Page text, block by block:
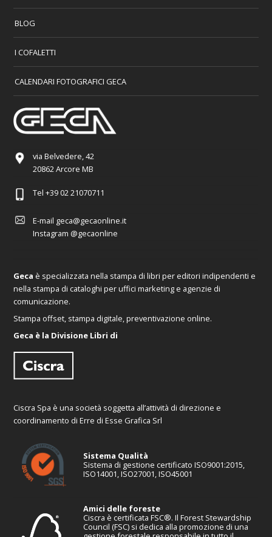
BLOG
I COFALETTI
CALENDARI FOTOGRAFICI GECA
via Belvedere, 42
20862 Arcore MB
Tel +39 02 21070711
E-mail geca@gecaonline.it
Instagram @gecaonline
Geca è specializzata nella stampa di libri per editori indipendenti e
nella stampa di cataloghi per uffici marketing e agenzie di
comunicazione.
Stampa offset, stampa digitale, preventivazione online.
Geca è la Divisione Libri di
Ciscra Spa è una società soggetta all’attività di direzione e
coordinamento di Erre di Esse Grafica Srl
Sistema Qualità
Sistema di gestione certificato ISO9001:2015,
ISO14001, ISO27001, ISO45001
Amici delle foreste
Ciscra è certificata FSC®. Il Forest Stewardship
Council (FSC) si dedica alla promozione di una